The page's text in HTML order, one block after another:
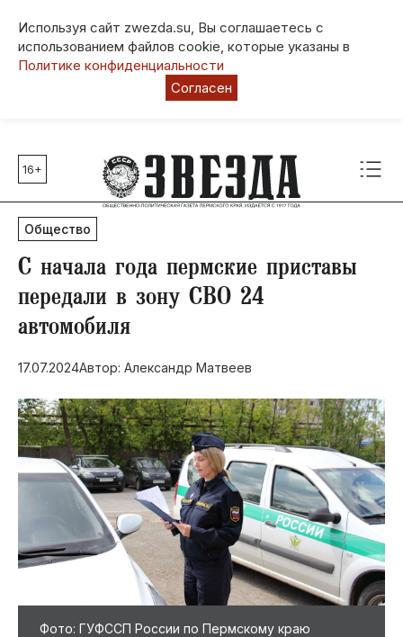
Используя сайт zwezda.su, Вы соглашаетесь с
использованием файлов cookie, которые указаны в
Политике конфиденциальности
Согласен
Главные темы
80 лет Победы
Молодежная столица РФ
СВО
Выборы в Пермском крае
Социальная поддержка
Инфраструктура
Благоустройство
16+
Общество
С начала года пермские приставы
передали в зону СВО 24
автомобиля
17.07.2024Автор: Александр Матвеев
Фото: ГУФССП России по Пермскому краю